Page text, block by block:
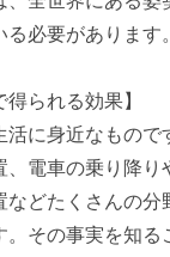
必要があります。
得られる効果】
活に身近なもので
電車の乗り降り
などたくさんの分
。その事実を知る